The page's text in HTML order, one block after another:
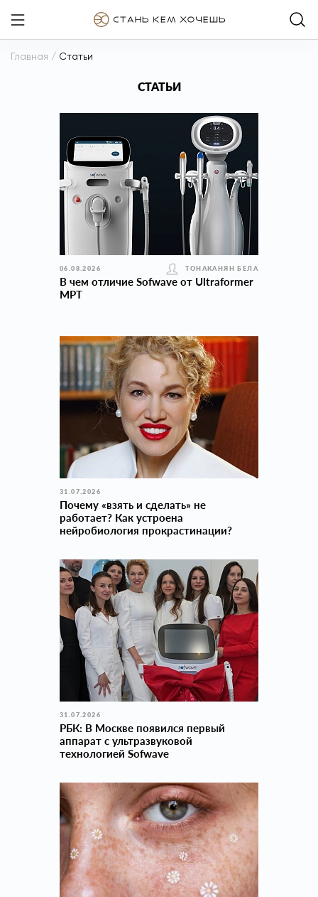
Главная / Статьи
СТАТЬИ
06.08.2026 ТОНАКАНЯН БЕЛА
В чем отличие Sofwave от Ultraformer
MPT
31.07.2026
Почему «взять и сделать» не
работает? Как устроена
нейробиология прокраcтинации?
31.07.2026
РБК: В Москве появился первый
аппарат с ультразвуковой
технологией Sofwave